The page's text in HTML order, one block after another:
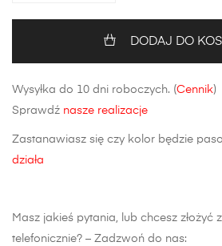
DODAJ DO
Wysyłka do 10 dni roboczych. (Cennik)
Sprawdź nasze realizacje
Zastanawiasz się czy kolor będzie
działa
Masz jakieś pytania, lub chcesz złożyć
telefonicznie? – Zadzwoń do nas: